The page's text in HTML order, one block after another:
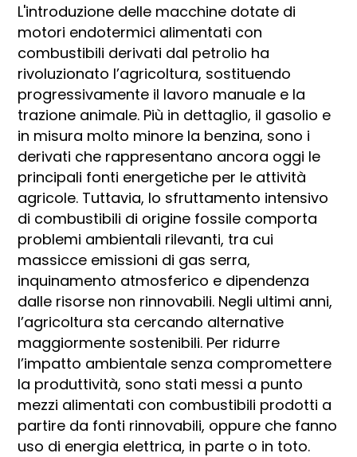
L'introduzione delle macchine dotate di
motori endotermici alimentati con
combustibili derivati dal petrolio ha
rivoluzionato l’agricoltura, sostituendo
progressivamente il lavoro manuale e la
trazione animale. Più in dettaglio, il gasolio e
in misura molto minore la benzina, sono i
derivati che rappresentano ancora oggi le
principali fonti energetiche per le attività
agricole. Tuttavia, lo sfruttamento intensivo
di combustibili di origine fossile comporta
problemi ambientali rilevanti, tra cui
massicce emissioni di gas serra,
inquinamento atmosferico e dipendenza
dalle risorse non rinnovabili. Negli ultimi anni,
l’agricoltura sta cercando alternative
maggiormente sostenibili. Per ridurre
l’impatto ambientale senza compromettere
la produttività, sono stati messi a punto
mezzi alimentati con combustibili prodotti a
partire da fonti rinnovabili, oppure che fanno
uso di energia elettrica, in parte o in toto.